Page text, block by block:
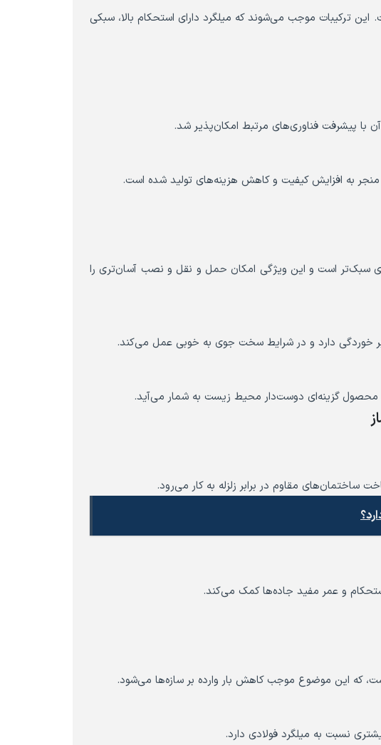
این ترکیبات موجب می‌شوند که میلگرد دارای استحکام بالا، سبکی
آن با پیشرفت فناوری‌های مرتبط امکان‌پذیر شد.
و منجر به افزایش کیفیت و کاهش هزینه‌های تولید شده است.
سبک‌تر است و این ویژگی امکان حمل و نقل و نصب آسان‌تری را
خوردگی دارد و در شرایط سخت جوی به خوبی عمل می‌کند.
محصول گزینه‌ای دوست‌دار محیط زیست به شمار می‌آید.
ساختمان‌های مقاوم در برابر زلزله به کار می‌رود.
استحکام و عمر مفید جاده‌ها کمک می‌کند.
که این موضوع موجب کاهش بار وارده بر سازه‌ها می‌شود.
نسبت به میلگرد فولادی دارد.